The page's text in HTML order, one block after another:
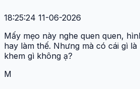
18:25:24 11-06-2026
Mấy mẹo này nghe quen quen,
hay làm thế. Nhưng mà có cái gì
khem gì không ạ?
M